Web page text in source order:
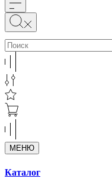
МЕНЮ
Каталог